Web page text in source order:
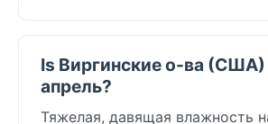
Is Виргинские о-ва (США)
апрель?
Тяжелая, давящая влажность